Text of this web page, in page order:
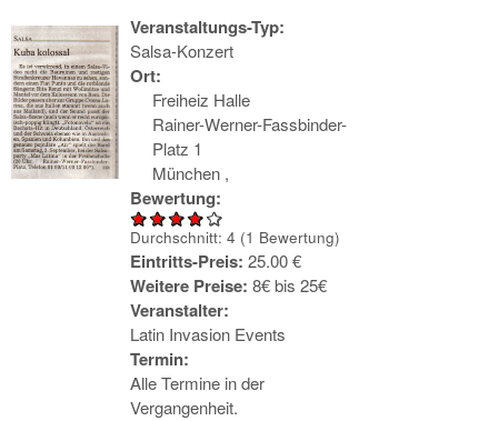
Veranstaltungs-Typ:
Salsa-Konzert
Ort:
Freiheiz Halle
Rainer-Werner-Fassbinder-
Platz 1
München ,
Bewertung:
Durchschnitt: 4 (1 Bewertung)
Eintritts-Preis: 25.00 €
Weitere Preise: 8€ bis 25€
Veranstalter:
Latin Invasion Events
Termin:
Alle Termine in der
Vergangenheit.